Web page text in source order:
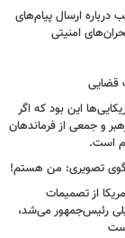
ارسال پیام‌های
امنیتی
قضایی
این بود که اگر
و جمعی از فرماندهان
است.
تصویری: من هستم!
از تصمیمات
رئیس‌جمهور می‌شد،